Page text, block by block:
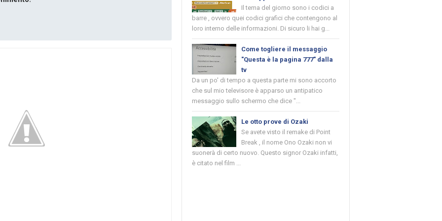
Il tema del giorno sono i codici a
barre , ovvero quei codici grafici che contengono al
loro interno delle informazioni. Di sicuro li hai g...
Come togliere il messaggio
"Questa è la pagina 777" dalla
tv
Da un po' di tempo a questa parte mi sono accorto
che sul mio televisore è apparso un antipatico
messaggio sullo schermo che dice "...
Le otto prove di Ozaki
Se avete visto il remake di Point
Break , il nome Ono Ozaki non vi
suonerà di certo nuovo. Questo signor Ozaki infatti,
è citato nel film ...